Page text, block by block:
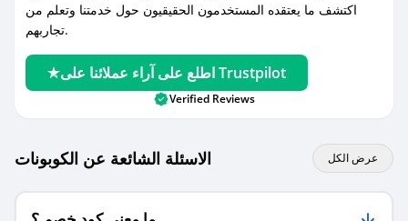
اكتشف ما يعتقده المستخدمون الحقيقيون حول خدمتنا وتعلم من
تجاربهم.
اطلع على آراء عملائنا على Trustpilot
Verified Reviews
الاسئلة الشائعة عن الكوبونات عرض الكل